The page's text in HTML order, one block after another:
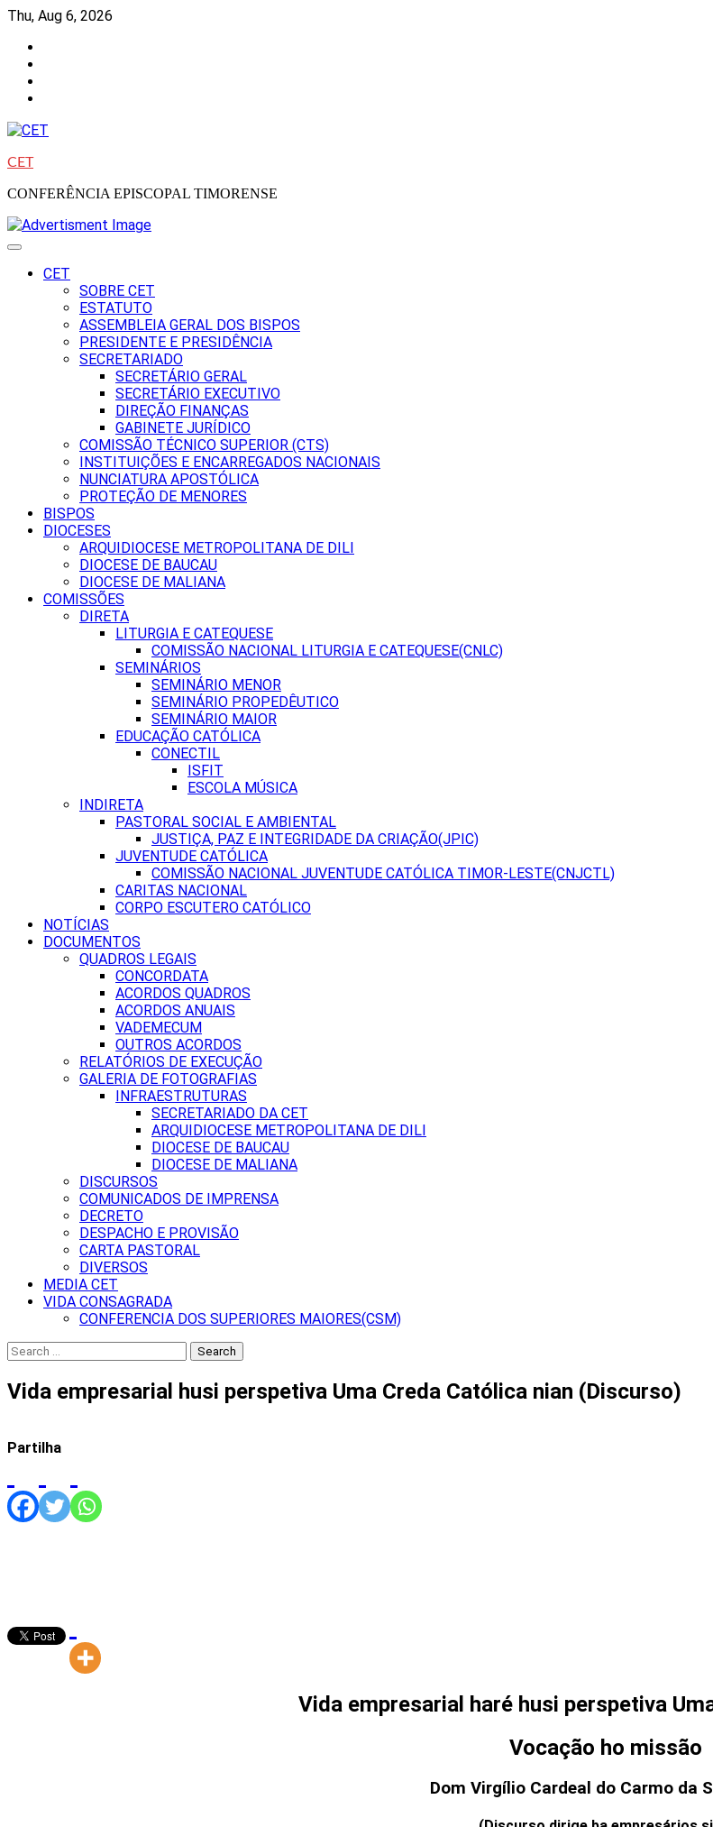
Skip
content
Thu, Aug 6, 2026
CET
CONFERÊNCIA EPISCOPAL TIMORENSE
CET
SOBRE CET
ESTATUTO
ASSEMBLEIA GERAL DOS BISPOS
PRESIDENTE E PRESIDÊNCIA
SECRETARIADO
SECRETÁRIO GERAL
SECRETÁRIO EXECUTIVO
DIREÇÃO FINANÇAS
GABINETE JURÍDICO
COMISSÃO TÉCNICO SUPERIOR (CTS)
INSTITUIÇÕES E ENCARREGADOS NACIONAIS
NUNCIATURA APOSTÓLICA
PROTEÇÃO DE MENORES
BISPOS
DIOCESES
ARQUIDIOCESE METROPOLITANA DE DILI
DIOCESE DE BAUCAU
DIOCESE DE MALIANA
COMISSÕES
DIRETA
LITURGIA E CATEQUESE
COMISSÃO NACIONAL LITURGIA E CATEQUESE(CNLC)
SEMINÁRIOS
SEMINÁRIO MENOR
SEMINÁRIO PROPEDÊUTICO
SEMINÁRIO MAIOR
EDUCAÇÃO CATÓLICA
CONECTIL
ISFIT
ESCOLA MÚSICA
INDIRETA
PASTORAL SOCIAL E AMBIENTAL
JUSTIÇA, PAZ E INTEGRIDADE DA CRIAÇÃO(JPIC)
JUVENTUDE CATÓLICA
COMISSÃO NACIONAL JUVENTUDE CATÓLICA TIMOR-LESTE(CNJCTL)
CARITAS NACIONAL
CORPO ESCUTERO CATÓLICO
NOTÍCIAS
DOCUMENTOS
QUADROS LEGAIS
CONCORDATA
ACORDOS QUADROS
ACORDOS ANUAIS
VADEMECUM
OUTROS ACORDOS
RELATÓRIOS DE EXECUÇÃO
GALERIA DE FOTOGRAFIAS
INFRAESTRUTURAS
SECRETARIADO DA CET
ARQUIDIOCESE METROPOLITANA DE DILI
DIOCESE DE BAUCAU
DIOCESE DE MALIANA
DISCURSOS
COMUNICADOS DE IMPRENSA
DECRETO
DESPACHO E PROVISÃO
CARTA PASTORAL
DIVERSOS
MEDIA CET
VIDA CONSAGRADA
CONFERENCIA DOS SUPERIORES MAIORES(CSM)
Search
for:
Vida empresarial husi perspetiva Uma Creda Católica nian (Discurso)
Partilha
Vida empresarial haré husi perspetiva
Vocação ho missão
Dom Virgílio Cardeal do Carmo da